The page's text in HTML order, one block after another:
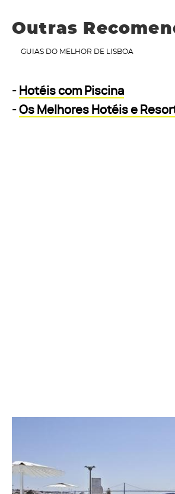
Outras
GUIAS DO MELHOR DE LISBOA
- Hotéis com Piscina
- Os Melhores Hotéis e